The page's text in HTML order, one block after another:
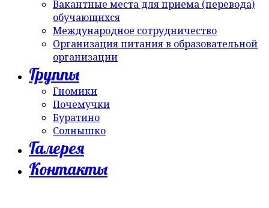
Вакантные места для приема (перевода)
обучающихся
Международное сотрудничество
Организация питания в образовательной
организации
Группы
Гномики
Почемучки
Буратино
Солнышко
Галерея
Контакты